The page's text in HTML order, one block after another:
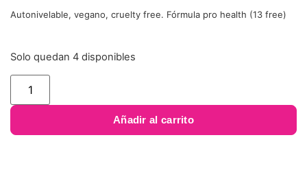
Autonivelable, vegano, cruelty free. Fórmula pro health (13 free)
Solo quedan 4 disponibles
Añadir al carrito